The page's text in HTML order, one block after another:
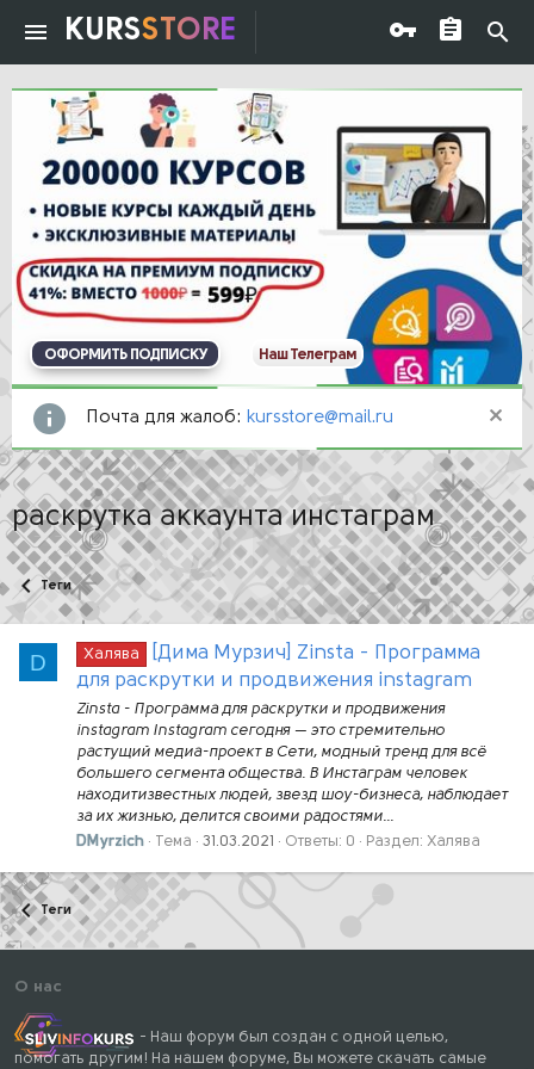
KURSSTORE
ОФОРМИТЬ ПОДПИСКУ Наш Телеграм
Почта для жалоб: kursstore@mail.ru
раскрутка аккаунта инстаграм
Теги
D Халява
[Дима Мурзич] Zinsta - Программа
для раскрутки и продвижения instagram
Zinsta - Программа для раскрутки и продвижения
instagram Instagram сегодня — это стремительно
растущий медиа-проект в Сети, модный тренд для всё
большего сегмента общества. В Инстаграм человек
находитизвестных людей, звезд шоу-бизнеса, наблюдает
за их жизнью, делится своими радостями...
DMyrzich
Тема 31.03.2021 Ответы: 0 Раздел: Халява
Теги
О нас
- Наш форум был создан с одной целью,
помогать другим! На нашем форуме, Вы можете скачать самые